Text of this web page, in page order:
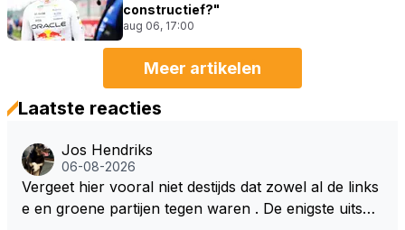
constructief?"
aug 06, 17:00
Meer artikelen
Laatste reacties
Jos Hendriks
06-08-2026
Vergeet hier vooral niet destijds dat zowel al de links
e en groene partijen tegen waren . De enigste uitspr